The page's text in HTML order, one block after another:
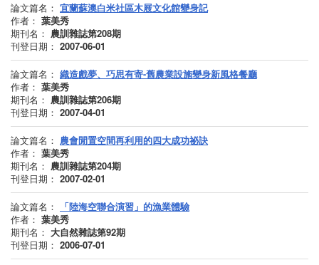
論文篇名： 宜蘭蘇澳白米社區木屐文化館變身記
作者： 葉美秀
期刊名： 農訓雜誌第208期
刊登日期： 2007-06-01
論文篇名： 織造戲夢、巧思有寄-舊農業設施變身新風格餐廳
作者： 葉美秀
期刊名： 農訓雜誌第206期
刊登日期： 2007-04-01
論文篇名： 農會閒置空間再利用的四大成功祕訣
作者： 葉美秀
期刊名： 農訓雜誌第204期
刊登日期： 2007-02-01
論文篇名：
「陸海空聯合演習」的漁業體驗
作者： 葉美秀
期刊名： 大自然雜誌第92期
刊登日期： 2006-07-01